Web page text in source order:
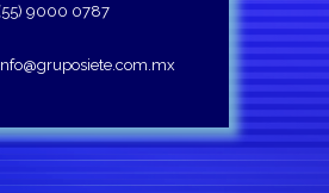
9000 0787